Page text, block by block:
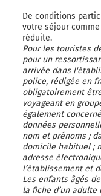
De conditions
votre séjour
réduite.
Pour les touristes
pour un
arrivée dans
police, rédigée en
obligatoirement
voyageant en
également
données
nom et prénoms ;
domicile habituel ;
adresse
l’établissement et
Les enfants âgés
la fiche d’un adulte